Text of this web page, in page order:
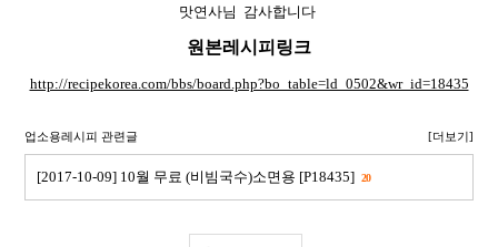
맛연사님 감사합니다
원본레시피링크
http://recipekorea.com/bbs/board.php?bo_table=ld_0502&wr_id=18435
업소용레시피 관련글 [더보기]
[2017-10-09] 10월 무료 (비빔국수)소면용 [P18435] 20